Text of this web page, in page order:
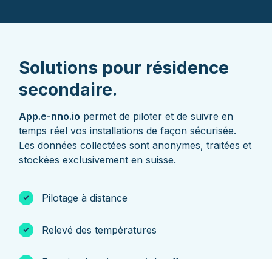
Solutions pour résidence
secondaire.
App.e-nno.io permet de piloter et de suivre en
temps réel vos installations de façon sécurisée.
Les données collectées sont anonymes, traitées et
stockées exclusivement en suisse.
Pilotage à distance
Relevé des températures